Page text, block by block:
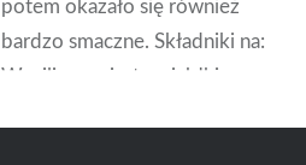
potem okazało się również
bardzo smaczne. Składniki na:
Waniliowe ciasto z jabłkiem